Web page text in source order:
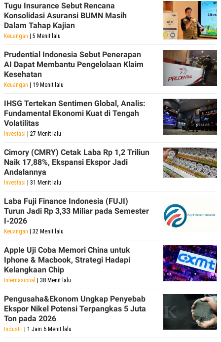
Tugu Insurance Sebut Rencana
Konsolidasi Asuransi BUMN Masih
Dalam Tahap Kajian
Keuangan | 5 Menit lalu
Prudential Indonesia Sebut Penerapan
AI Dapat Membantu Pengelolaan Klaim
Kesehatan
Keuangan | 19 Menit lalu
IHSG Tertekan Sentimen Global, Analis:
Fundamental Ekonomi Kuat di Tengah
Volatilitas
Investasi | 27 Menit lalu
Cimory (CMRY) Cetak Laba Rp 1,2 Triliun
Naik 17,88%, Ekspansi Ekspor Jadi
Andalannya
Investasi | 31 Menit lalu
Laba Fuji Finance Indonesia (FUJI)
Turun Jadi Rp 3,33 Miliar pada Semester
I-2026
Keuangan | 32 Menit lalu
Apple Uji Coba Memori China untuk
Iphone & Macbook, Strategi Hadapi
Kelangkaan Chip
Internasional | 38 Menit lalu
Pengusaha&Ekonom Ungkap Penyebab
Ekspor Nikel Potensi Terpangkas 5 Juta
Ton pada 2026
Industri | 1 Jam 6 Menit lalu